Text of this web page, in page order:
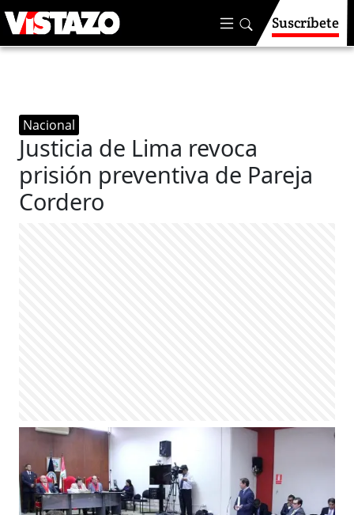
Suscríbete
Nacional
Justicia de Lima revoca
prisión preventiva de Pareja
Cordero